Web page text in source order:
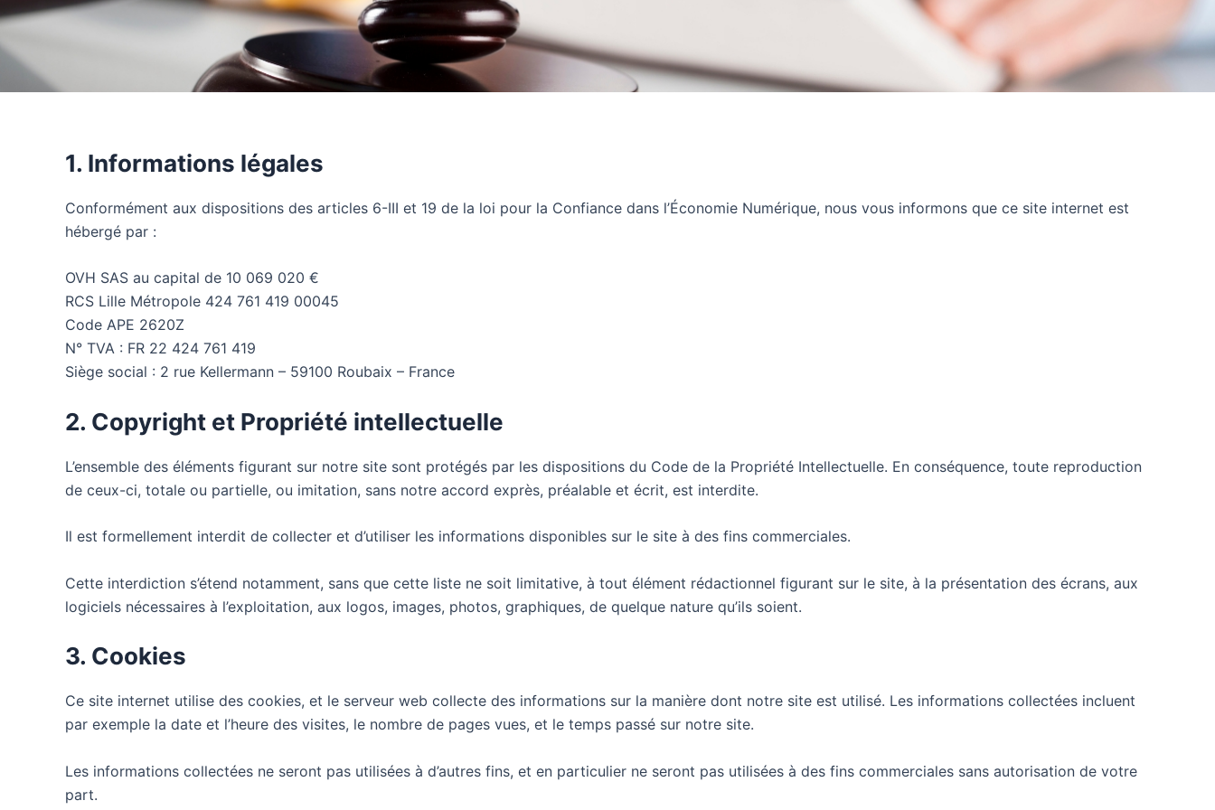
1. Informations légales
Conformément aux dispositions des articles 6-III et 19 de la loi pour la Confiance dans l’Économie Numérique, nous vous informons que ce site internet est
hébergé par :
OVH SAS au capital de 10 069 020 €
RCS Lille Métropole 424 761 419 00045
Code APE 2620Z
N° TVA : FR 22 424 761 419
Siège social : 2 rue Kellermann – 59100 Roubaix – France
2. Copyright et Propriété intellectuelle
L’ensemble des éléments figurant sur notre site sont protégés par les dispositions du Code de la Propriété Intellectuelle. En conséquence, toute reproduction
de ceux-ci, totale ou partielle, ou imitation, sans notre accord exprès, préalable et écrit, est interdite.
Il est formellement interdit de collecter et d’utiliser les informations disponibles sur le site à des fins commerciales.
Cette interdiction s’étend notamment, sans que cette liste ne soit limitative, à tout élément rédactionnel figurant sur le site, à la présentation des écrans, aux
logiciels nécessaires à l’exploitation, aux logos, images, photos, graphiques, de quelque nature qu’ils soient.
3. Cookies
Ce site internet utilise des cookies, et le serveur web collecte des informations sur la manière dont notre site est utilisé. Les informations collectées incluent
par exemple la date et l’heure des visites, le nombre de pages vues, et le temps passé sur notre site.
Les informations collectées ne seront pas utilisées à d’autres fins, et en particulier ne seront pas utilisées à des fins commerciales sans autorisation de votre
part.